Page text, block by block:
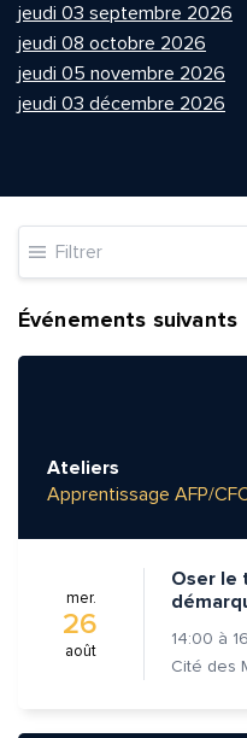
jeudi 03 septembre 2026
jeudi 08 octobre 2026
jeudi 05 novembre 2026
jeudi 03 décembre 2026
Filtrer
Événements suivants
Ateliers
Apprentissage AFP/
mer.
26
août
Oser le
14:00 à